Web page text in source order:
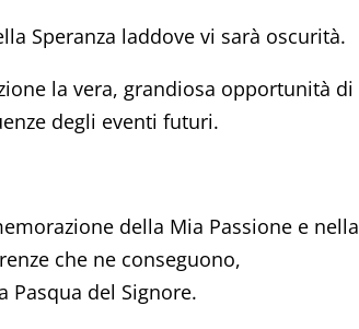
Speranza laddove vi sarà oscurità.
la vera, grandiosa opportunità di
degli eventi futuri.
della Mia Passione e nella
che ne conseguono,
del Signore.